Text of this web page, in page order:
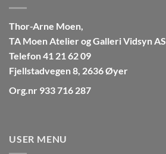
Thor-Arne Moen,
TA Moen Atelier og Galleri Vidsyn AS
Telefon 41 21 62 09
Fjellstadvegen 8, 2636 Øyer
Org.nr 933 716 287
USER MENU